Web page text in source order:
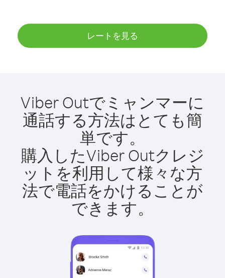
レートを見る
Viber Outでミャンマーに
通話する方法はとても簡
単です。
購入したViber Outクレジ
ットを利用して様々な方
法で電話をかけることが
できます。